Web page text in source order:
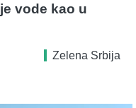
vode kao u
Zelena Srbija